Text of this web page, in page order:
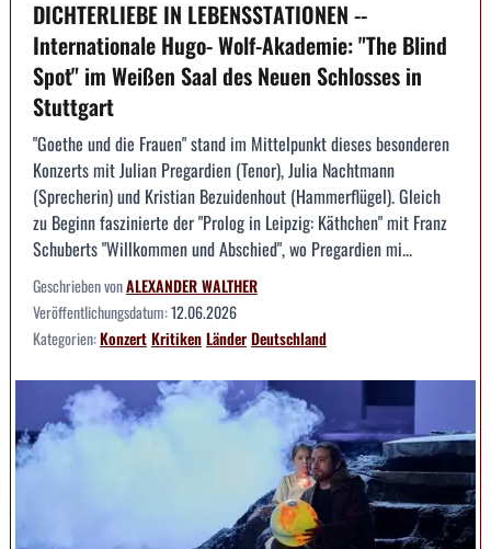
DICHTERLIEBE IN LEBENSSTATIONEN --
Internationale Hugo- Wolf-Akademie: "The Blind
Spot" im Weißen Saal des Neuen Schlosses in
Stuttgart
"Goethe und die Frauen" stand im Mittelpunkt dieses besonderen
Konzerts mit Julian Pregardien (Tenor), Julia Nachtmann
(Sprecherin) und Kristian Bezuidenhout (Hammerflügel). Gleich
zu Beginn faszinierte der "Prolog in Leipzig: Käthchen" mit Franz
Schuberts "Willkommen und Abschied", wo Pregardien mi...
Geschrieben vonALEXANDER WALTHER
Veröffentlichungsdatum:12.06.2026
Kategorien:KonzertKritikenLänderDeutschland